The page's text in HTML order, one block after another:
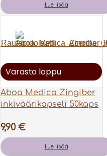
Lue lisää
Varasto loppu
Aboa Medica Zingiber
inkiväärikapseli 50kaps
9,90 €
Lue lisää